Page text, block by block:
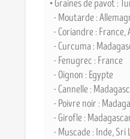
• Graines de pavot :
- Moutarde :
- Coriandre :
- Curcuma :
- Fenugrec : France
- Oignon : Egypte
- Cannelle :
- Poivre noir :
- Girofle :
- Muscade : Inde, Sri